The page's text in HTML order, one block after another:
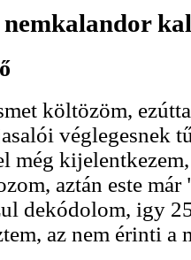
költözöm,
véglegesnek
még
aztán este
dekódolom, igy
az nem érinti a